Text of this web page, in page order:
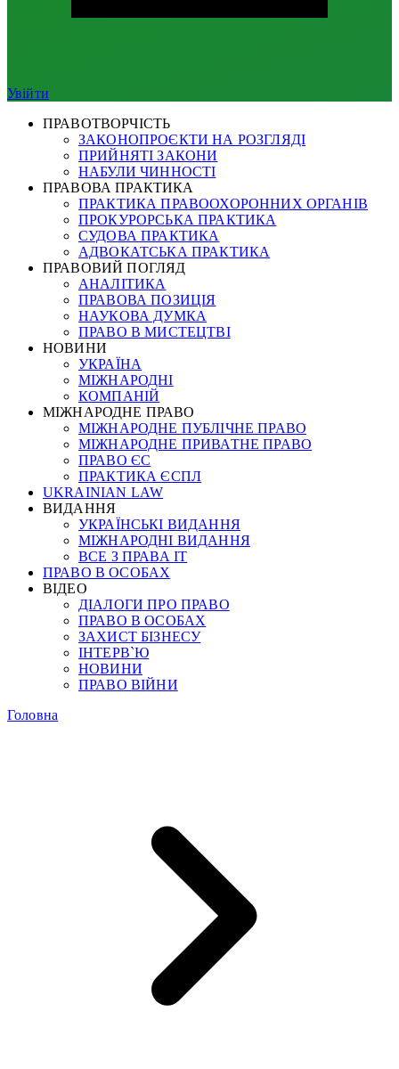
Увійти
ПРАВОТВОРЧІСТЬ
ЗАКОНОПРОЄКТИ НА РОЗГЛЯДІ
ПРИЙНЯТІ ЗАКОНИ
НАБУЛИ ЧИННОСТІ
ПРАВОВА ПРАКТИКА
ПРАКТИКА ПРАВООХОРОННИХ ОРГАНІВ
ПРОКУРОРСЬКА ПРАКТИКА
СУДОВА ПРАКТИКА
АДВОКАТСЬКА ПРАКТИКА
ПРАВОВИЙ ПОГЛЯД
АНАЛІТИКА
ПРАВОВА ПОЗИЦІЯ
НАУКОВА ДУМКА
ПРАВО В МИСТЕЦТВІ
НОВИНИ
УКРАЇНА
МІЖНАРОДНІ
КОМПАНІЙ
МІЖНАРОДНЕ ПРАВО
МІЖНАРОДНЕ ПУБЛІЧНЕ ПРАВО
МІЖНАРОДНЕ ПРИВАТНЕ ПРАВО
ПРАВО ЄС
ПРАКТИКА ЄСПЛ
UKRAINIAN LAW
ВИДАННЯ
УКРАЇНСЬКІ ВИДАННЯ
МІЖНАРОДНІ ВИДАННЯ
ВСЕ З ПРАВА ІТ
ПРАВО В ОСОБАХ
ВІДЕО
ДІАЛОГИ ПРО ПРАВО
ПРАВО В ОСОБАХ
ЗАХИСТ БІЗНЕСУ
ІНТЕРВ`Ю
НОВИНИ
ПРАВО ВІЙНИ
Головна